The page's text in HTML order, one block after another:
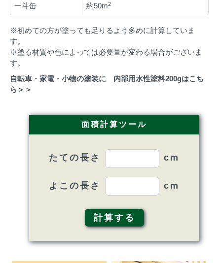
一斗缶 約50m2
※初めての方が塗っても足りるよう多めに計算していま
す。
※塗る材質や色によっては必要量が変わる場合がございま
す。
自転車・家電・小物の塗装に 内部用水性塗料200gはこち
ら＞＞
面積計算ツール
たての長さ
よこの長さ